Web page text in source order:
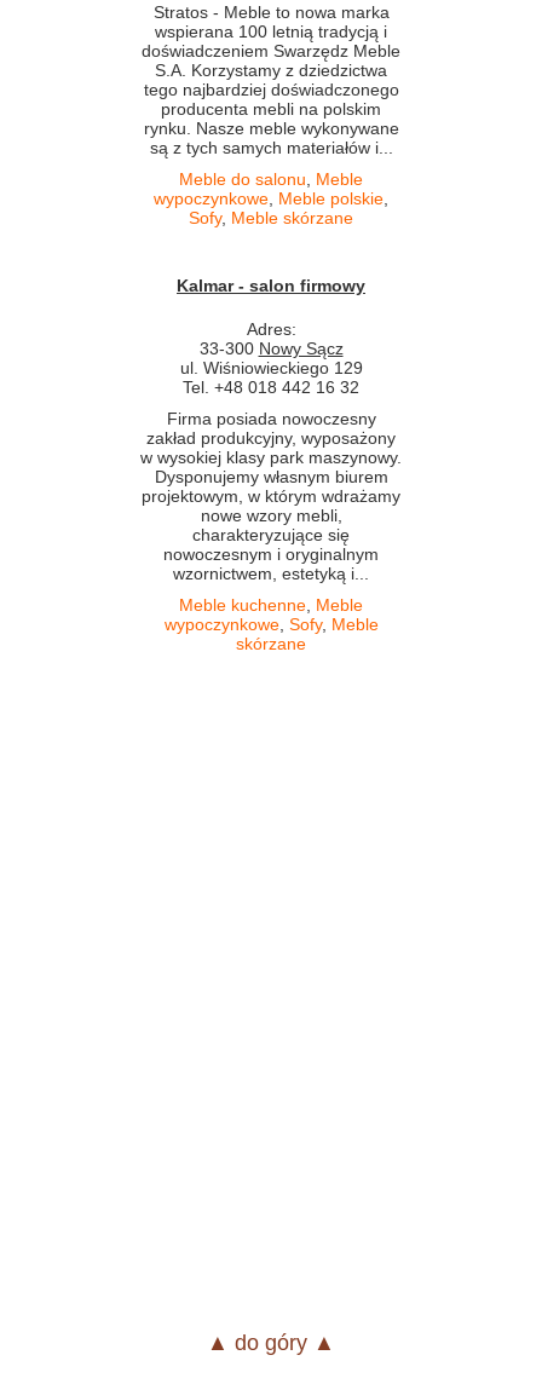
Stratos - Meble to nowa marka
wspierana 100 letnią tradycją i
doświadczeniem Swarzędz Meble
S.A. Korzystamy z dziedzictwa
tego najbardziej doświadczonego
producenta mebli na polskim
rynku. Nasze meble wykonywane
są z tych samych materiałów i...
Meble do salonu
Meble
wypoczynkowe Meble polskie
Sofy, Meble skórzane
Kalmar - salon firmowy
Adres:
33-300 Nowy Sącz
ul. Wiśniowieckiego 129
Tel. +48 018 442 16 32
Firma posiada nowoczesny
zakład produkcyjny, wyposażony
w wysokiej klasy park maszynowy.
Dysponujemy własnym biurem
projektowym, w którym wdrażamy
nowe wzory mebli,
charakteryzujące się
nowoczesnym i oryginalnym
wzornictwem, estetyką i...
Meble kuchenne Meble
wypoczynkowe, Sofy, Meble
skórzane
▲ do góry ▲